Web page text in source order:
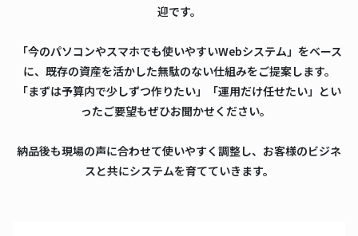
迎です。
「今のパソコンやスマホでも使いやすいWebシステム」をベース
に、既存の資産を活かした無駄のない仕組みをご提案します。
「まずは予算内で少しずつ作りたい」「運用だけ任せたい」とい
ったご要望もぜひお聞かせください。
納品後も現場の声に合わせて使いやすく調整し、お客様のビジネ
スと共にシステムを育てていきます。